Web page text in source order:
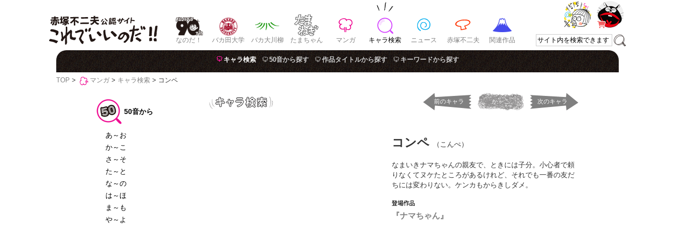
なのだ！ バカ田大学 バカ大川柳 たまちゃん マンガ キャラ検索 ニュース 赤塚不二夫 関連作品
キャラ検索 50音から探す 作品タイトルから探す キーワードから探す
TOP > マンガ > キャラ検索 > コンペ
前のキャラ か～こ 次のキャラ
コンペ （こんぺ）
なまいきナマちゃんの親友で、ときには子分。小心者で頼
りなくてヌケたところがあるけれど、それでも一番の友だ
ちには変わりない。ケンカもからきしダメ。
『ナマちゃん』
50音から
あ～お
か～こ
さ～そ
た～と
な～の
は～ほ
ま～も
や～よ